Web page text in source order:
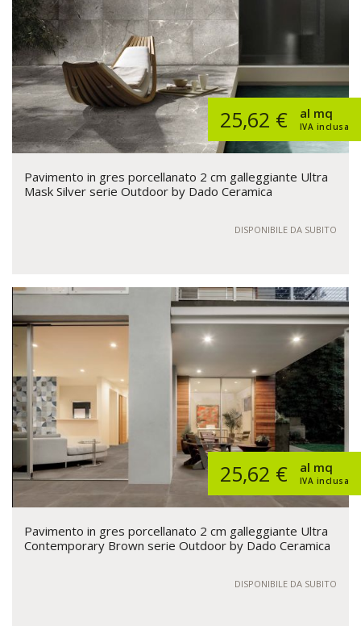
25,62 € IVA inclusa
al mq
Pavimento in gres porcellanato 2 cm galleggiante Ultra
Mask Silver serie Outdoor by Dado Ceramica
DISPONIBILE DA SUBITO
25,62 € IVA inclusa
al mq
Pavimento in gres porcellanato 2 cm galleggiante Ultra
Contemporary Brown serie Outdoor by Dado Ceramica
DISPONIBILE DA SUBITO